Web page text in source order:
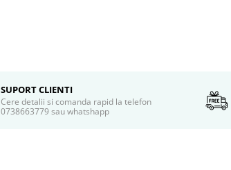
SUPORT CLIENTI
Cere detalii si comanda rapid la telefon
0738663779 sau whatshapp